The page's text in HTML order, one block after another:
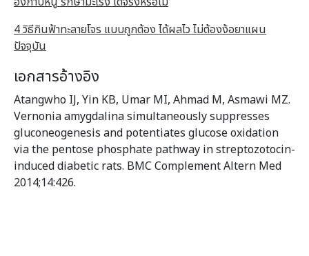
4 วิธีกินฟ้าทะลายโจร แบบถูกต้อง ได้ผลไว ไม่ต้องง้อยาแผน
ปัจจุบัน
เอกสารอ้างอิง
Atangwho IJ, Yin KB, Umar MI, Ahmad M, Asmawi MZ.
Vernonia amygdalina simultaneously suppresses
gluconeogenesis and potentiates glucose oxidation
via the pentose phosphate pathway in streptozotocin-
induced diabetic rats. BMC Complement Altern Med
2014;14:426.